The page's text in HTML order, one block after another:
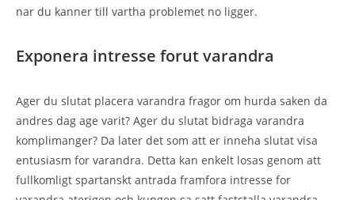
nar du kanner till vartha problemet no ligger.
Exponera intresse forut varandra
Ager du slutat placera varandra fragor om hurda saken da
andres dag age varit? Ager du slutat bidraga varandra
komplimanger? Da later det som att er inneha slutat visa
entusiasm for varandra. Detta kan enkelt losas genom att
fullkomligt spartanskt antrada framfora intresse for